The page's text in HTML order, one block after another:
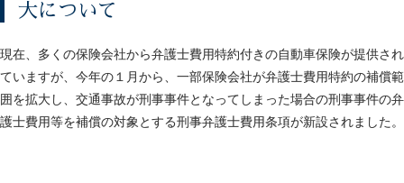
大について
現在、多くの保険会社から弁護士費用特約付きの自動車保険が提供され
ていますが、今年の１月から、一部保険会社が弁護士費用特約の補償範
囲を拡大し、交通事故が刑事事件となってしまった場合の刑事事件の弁
護士費用等を補償の対象とする刑事弁護士費用条項が新設されました。